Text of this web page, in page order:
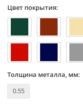
Цвет покрытия:
Толщина металла, мм:
0.55